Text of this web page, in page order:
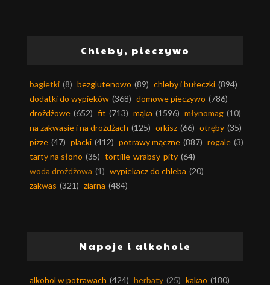
Chleby, pieczywo
bagietki (8) bezglutenowo (89) chleby i bułeczki (894)
dodatki do wypieków (368) domowe pieczywo (786)
drożdżowe (652) fit (713) mąka (1596) młynomag (10)
na zakwasie i na drożdżach (125) orkisz (66) otręby (35)
pizze (47) placki (412) potrawy mączne (887) rogale (3)
tarty na słono (35) tortille-wrabsy-pity (64)
woda drożdżowa (1) wypiekacz do chleba (20)
zakwas (321) ziarna (484)
Napoje i alkohole
alkohol w potrawach (424) herbaty (25) kakao (180)